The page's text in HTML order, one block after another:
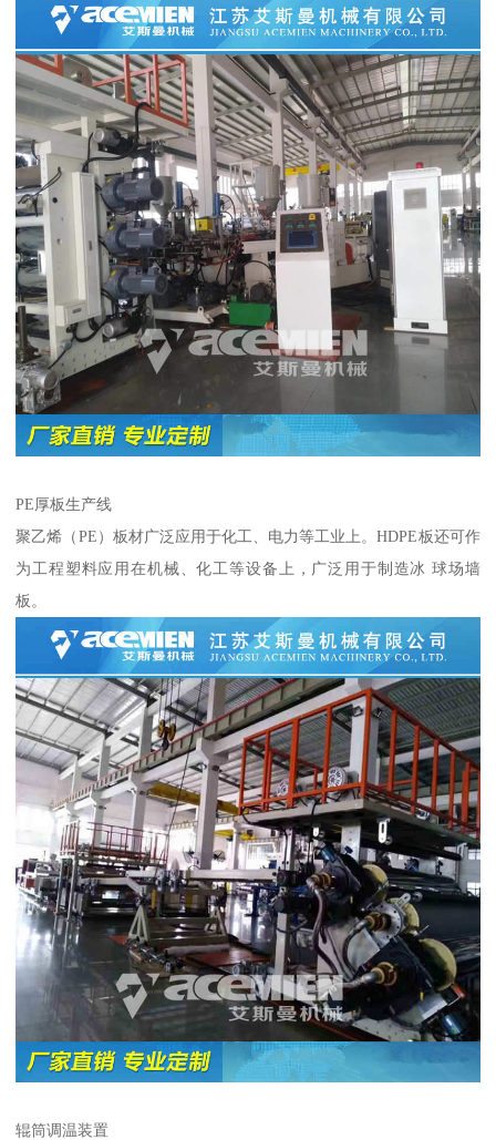
PE厚板生产线
聚乙烯（PE）板材广泛应用于化工、电力等工业上。HDPE板还可作
为工程塑料应用在机械、化工等设备上，广泛用于制造冰 球场墙
板。
辊筒调温装置